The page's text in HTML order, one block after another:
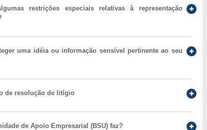
restrições especiais relativas à representação
uma idéia ou informação sensível pertinente ao seu
de resolução de litígio
de Apoio Empresarial (BSU) faz?